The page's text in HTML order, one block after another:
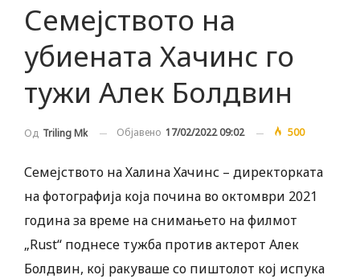
Семејството на
убиената Хачинс го
тужи Алек Болдвин
Од Triling Mk Објавено 17/02/2022 09:02 500
Семејството на Халина Хачинс – директорката
на фотографија која почина во октомври 2021
година за време на снимањето на филмот
„Rust“ поднесе тужба против актерот Алек
Болдвин, кој ракуваше со пиштолот кој испука